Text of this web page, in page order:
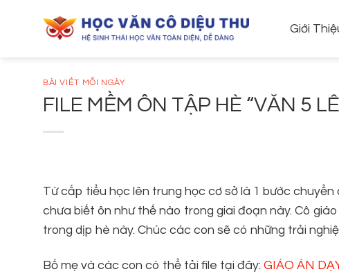
Giới
BÀI VIẾT MỖI NGÀY
FILE MỀM ÔN TẬP HÈ “VĂN 5
Từ cấp tiểu học lên trung học cơ sở là 1 bước
chưa biết ôn như thế nào trong giai đoạn này. Cô
trong dịp hè này. Chúc các con sẽ có những trải
Bố mẹ và các con có thể tải file tại đây: GIÁO ÁN